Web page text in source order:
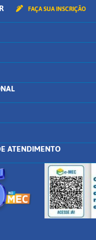
FAÇA SUA INSCRIÇÃO
ATENDIMENTO